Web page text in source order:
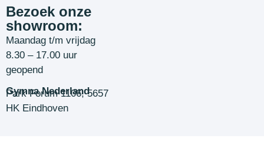
Bezoek onze
showroom:
Maandag t/m vrijdag
8.30 – 17.00 uur
geopend
Gymna Nederland
Park Forum 1106, 5657
HK Eindhoven